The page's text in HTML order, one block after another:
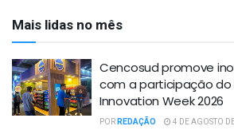
Mais lidas no mês
Cencosud promove
com a participação do
Innovation Week 2026
PORREDAÇÃO 4 DE AGOSTO